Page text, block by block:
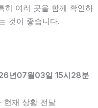
히 여러 곳을 함께 확인하
것이 좋습니다.
년07월03일 15시28분
현재 상황 전달